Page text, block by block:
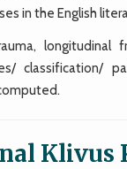
in the English
longitudinal
classification/
Klivus